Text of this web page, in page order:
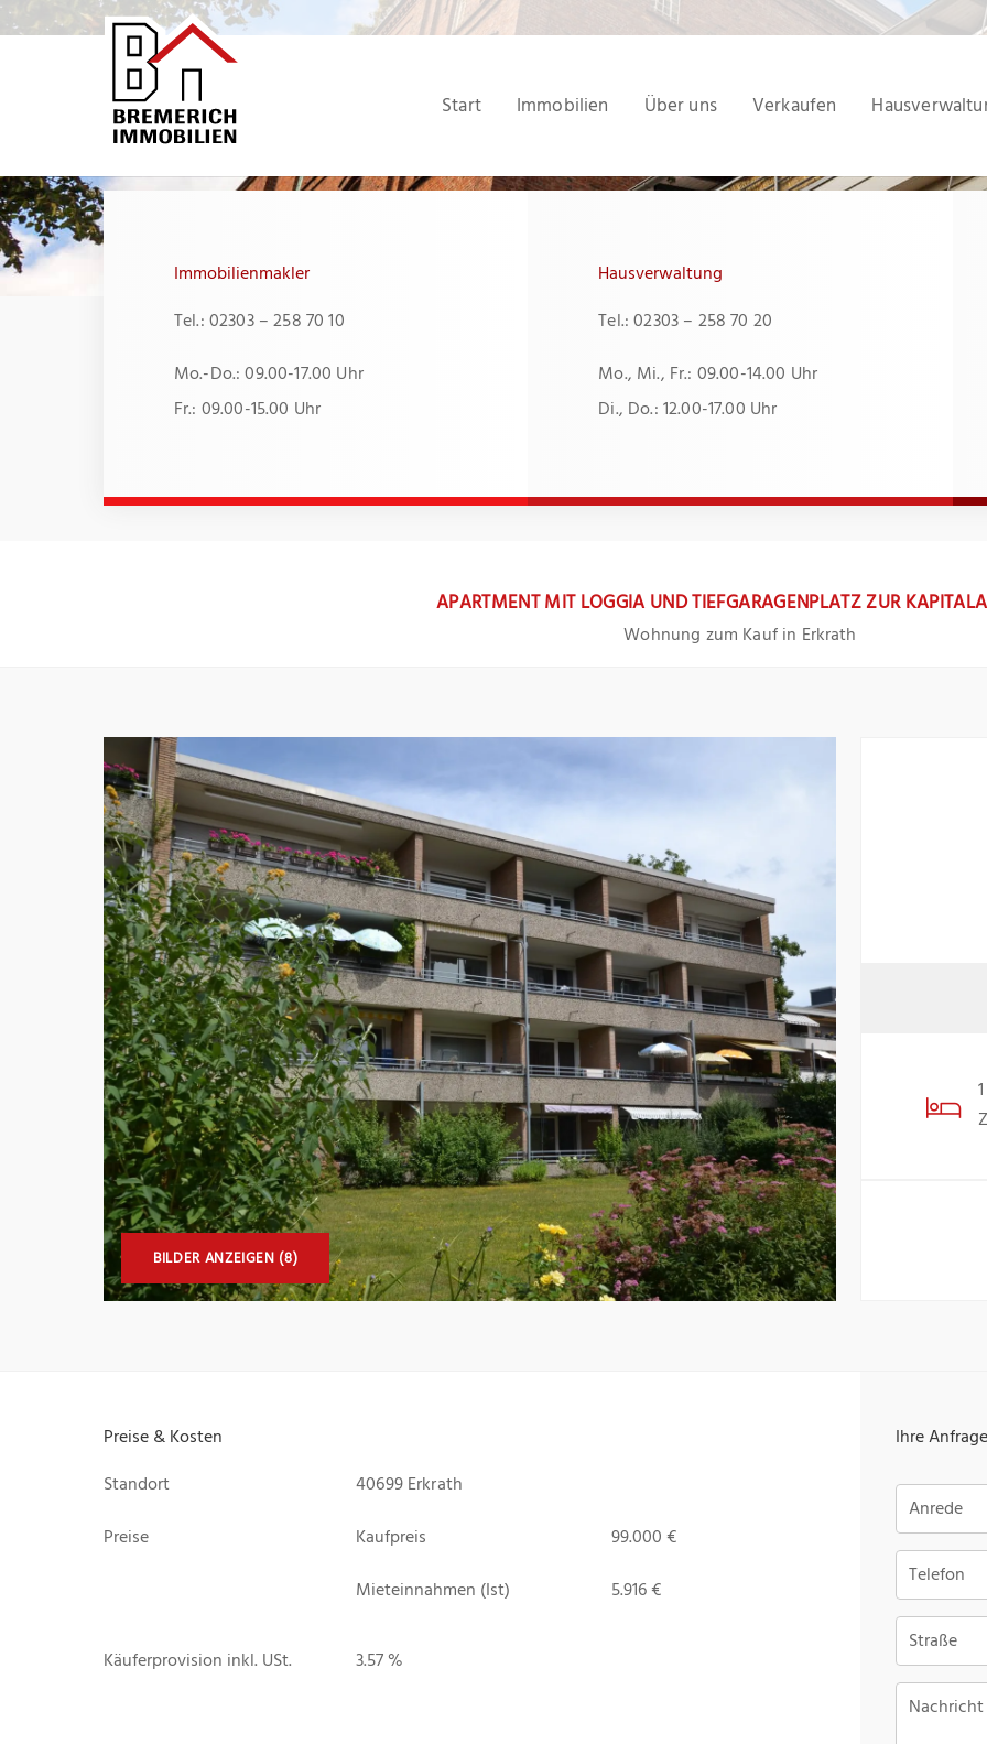
Zum
Start Immobilien Über uns Verkaufen
Immobilienmakler
Tel.: 02303 – 258 70 10
Mo.-Do.: 09.00-17.00 Uhr
Fr.: 09.00-15.00 Uhr
Hausverwaltung
Tel.: 02303 – 258 70 20
Mo., Mi., Fr.: 09.00-14.00 Uhr
Di., Do.: 12.00-17.00 Uhr
APARTMENT MIT LOGGIA UND TIEFGARAGENPLATZ ZUR
Wohnung zum Kauf in Erkrath
BILDER ANZEIGEN (8)
1
Preise & Kosten
Standort
40699 Erkrath
Preise
Kaufpreis
99.000 €
Mieteinnahmen (Ist)
5.916 €
Käuferprovision inkl. USt. 3.57 %
Ihre Anfrage
Anrede
Telefon
Straße
Nachricht